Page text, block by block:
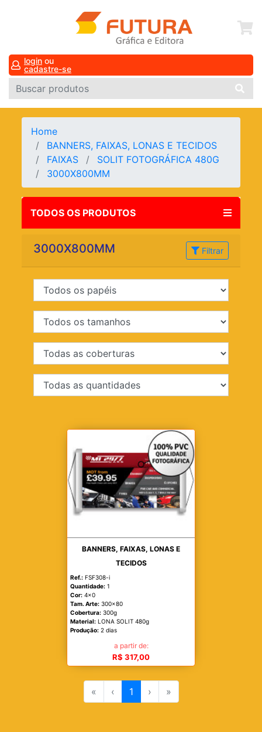
login ou
cadastre-se
Home
BANNERS, FAIXAS, LONAS E TECIDOS
FAIXAS
SOLIT FOTOGRÁFICA 480G
3000X800MM
TODOS OS PRODUTOS
3000X800MM Filtrar
BANNERS, FAIXAS, LONAS E
TECIDOS
Ref.: FSF308-i
Quantidade: 1
Cor: 4x0
Tam. Arte: 300x80
Cobertura: 300g
Material: LONA SOLIT 480g
Produção: 2 dias
a partir de:
R$ 317,00
« ‹ 1 › »